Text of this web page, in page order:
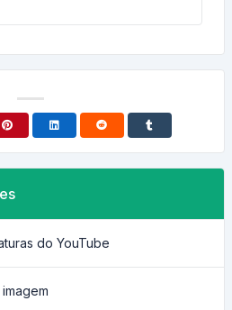
do YouTube